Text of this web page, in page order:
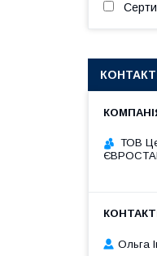
ТОВ
Ольга